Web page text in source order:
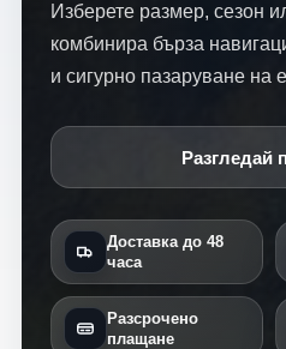
Изберете размер, сезон
комбинира бърза
и сигурно пазаруване на
Разгледай
Доставка до 48
часа
Разсрочено
плащане